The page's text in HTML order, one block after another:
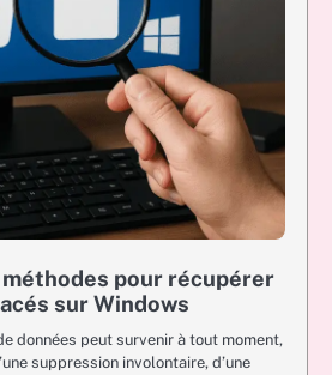
pour récupérer
sur Windows
données peut survenir à tout moment,
suppression involontaire, d’une